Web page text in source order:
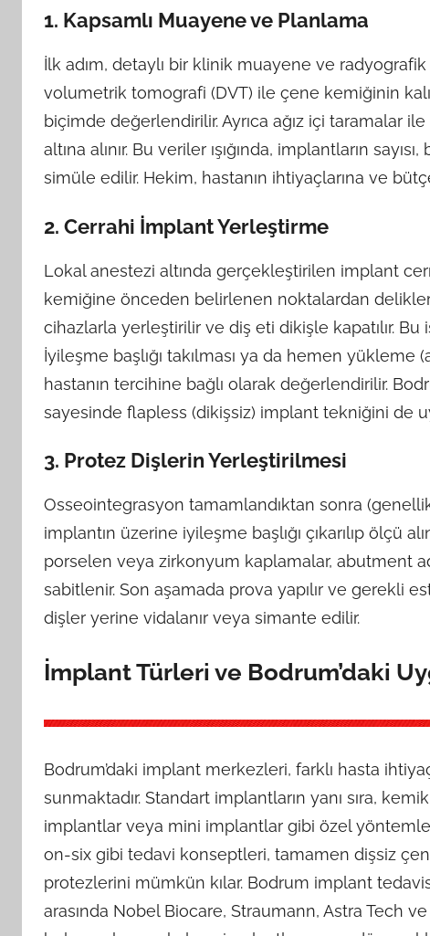
1. Kapsamlı Muayene ve Planlama
İlk adım, detaylı bir klinik muayene ve
volumetrik tomografi (DVT) ile çene kemiğinin
biçimde değerlendirilir. Ayrıca ağız içi taramalar
altına alınır. Bu veriler ışığında, implantların
simüle edilir. Hekim, hastanın ihtiyaçlarına ve
2. Cerrahi İmplant Yerleştirme
Lokal anestezi altında gerçekleştirilen implant
kemiğine önceden belirlenen noktalardan
cihazlarla yerleştirilir ve diş eti dikişle kapatılır.
İyileşme başlığı takılması ya da hemen
hastanın tercihine bağlı olarak değerlendirilir.
sayesinde flapless (dikişsiz) implant tekniğini de
3. Protez Dişlerin Yerleştirilmesi
Osseointegrasyon tamamlandıktan sonra
implantın üzerine iyileşme başlığı çıkarılıp ölçü
porselen veya zirkonyum kaplamalar, abutment
sabitlenir. Son aşamada prova yapılır ve gerekli
dişler yerine vidalanır veya simante edilir.
İmplant Türleri ve Bodrum’daki
Bodrum’daki implant merkezleri, farklı hasta
sunmaktadır. Standart implantların yanı sıra,
implantlar veya mini implantlar gibi özel
on-six gibi tedavi konseptleri, tamamen dişsiz
protezlerini mümkün kılar. Bodrum implant
arasında Nobel Biocare, Straumann, Astra Tech